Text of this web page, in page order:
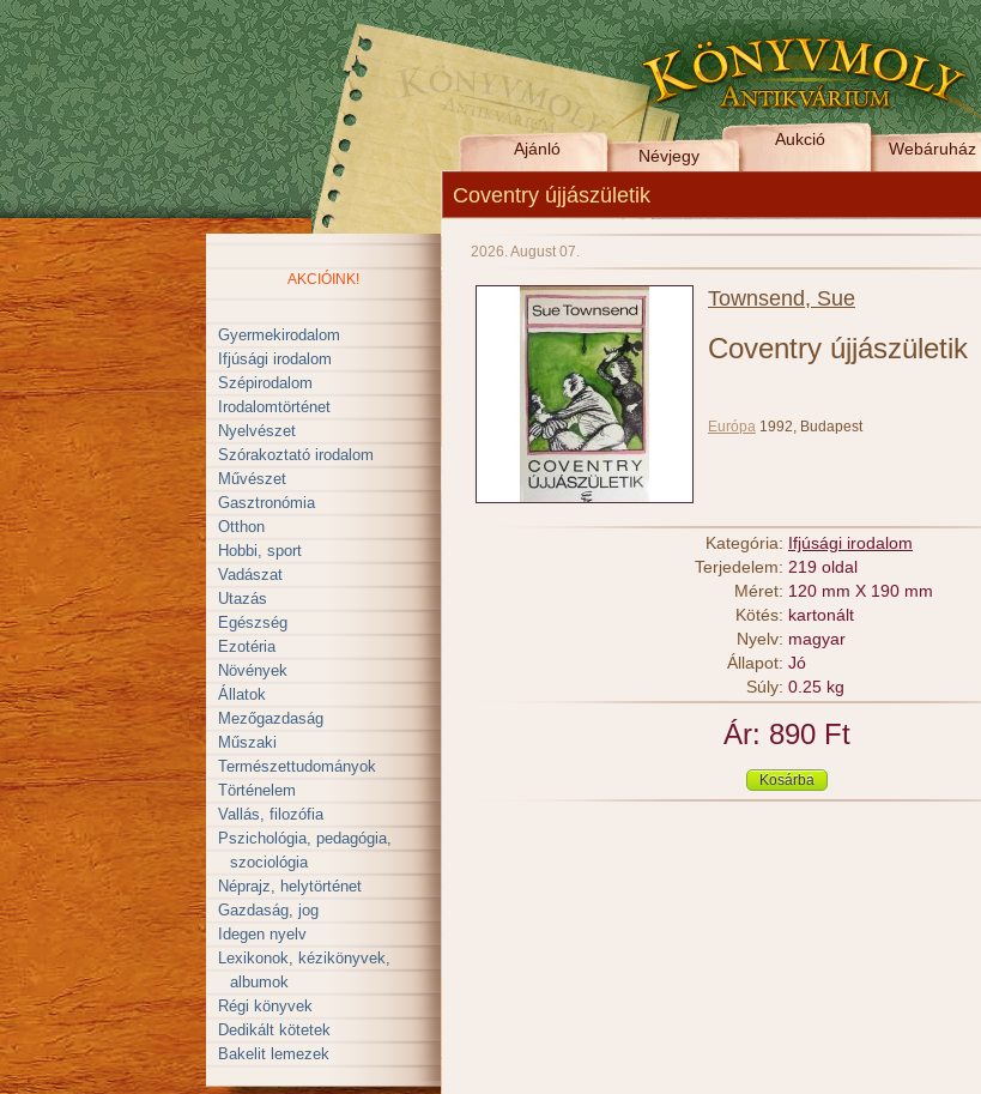
Ajánló Névjegy
Aukció Webáruház
Coventry újjászületik
AKCIÓINK!
Gyermekirodalom
Ifjúsági irodalom
Szépirodalom
Irodalomtörténet
Nyelvészet
Szórakoztató irodalom
Művészet
Gasztronómia
Otthon
Hobbi, sport
Vadászat
Utazás
Egészség
Ezotéria
Növények
Állatok
Mezőgazdaság
Műszaki
Természettudományok
Történelem
Vallás, filozófia
Pszichológia, pedagógia,
szociológia
Néprajz, helytörténet
Gazdaság, jog
Idegen nyelv
Lexikonok, kézikönyvek,
albumok
Régi könyvek
Dedikált kötetek
Bakelit lemezek
2026. August 07.
Townsend, Sue
Coventry újjászületik
Európa 1992, Budapest
Kategória: Ifjúsági irodalom
Terjedelem: 219 oldal
Méret: 120 mm X 190 mm
Kötés: kartonált
Nyelv: magyar
Állapot: Jó
Súly: 0.25 kg
Ár: 890 Ft